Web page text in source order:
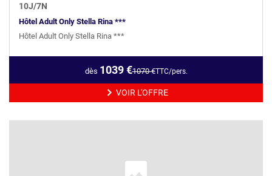
10J/7N
Hôtel Adult Only Stella Rina ***
Hôtel Adult Only Stella Rina ***
dès 1039€1070€TTC/pers.
VOIR L'OFFRE